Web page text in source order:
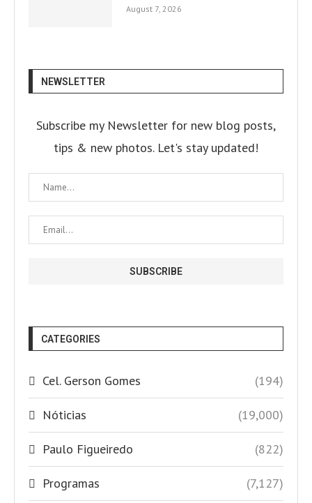
August 7, 2026
NEWSLETTER
Subscribe my Newsletter for new blog posts,
tips & new photos. Let's stay updated!
CATEGORIES
Cel. Gerson Gomes (194)
Nóticias (19,000)
Paulo Figueiredo (822)
Programas (7,127)